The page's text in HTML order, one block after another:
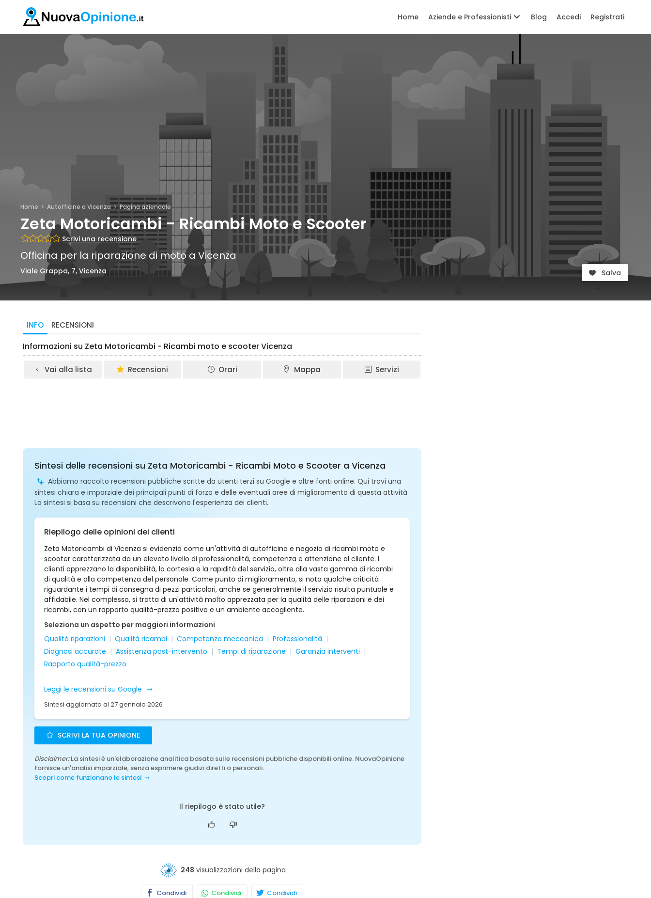
Home Aziende e Professionisti Blog Accedi Registrati
Home Autofficine a Vicenza Pagina aziendale
Zeta Motoricambi - Ricambi Moto e Scooter
Scrivi una recensione
Officina per la riparazione di moto a Vicenza
Viale Grappa, 7, Vicenza Salva
INFO RECENSIONI
Informazioni su Zeta Motoricambi - Ricambi moto e scooter Vicenza
Vai alla lista Recensioni Orari Mappa Servizi
Sintesi delle recensioni su Zeta Motoricambi - Ricambi Moto e Scooter a Vicenza
Abbiamo raccolto recensioni pubbliche scritte da utenti terzi su Google e altre fonti online. Qui trovi una
sintesi chiara e imparziale dei principali punti di forza e delle eventuali aree di miglioramento di questa attività.
La sintesi si basa su recensioni che descrivono l'esperienza dei clienti.
Riepilogo delle opinioni dei clienti
Zeta Motoricambi di Vicenza si evidenzia come un'attività di autofficina e negozio di ricambi moto e
scooter caratterizzata da un elevato livello di professionalità, competenza e attenzione al cliente. I
clienti apprezzano la disponibilità, la cortesia e la rapidità del servizio, oltre alla vasta gamma di ricambi
di qualità e alla competenza del personale. Come punto di miglioramento, si nota qualche criticità
riguardante i tempi di consegna di pezzi particolari, anche se generalmente il servizio risulta puntuale e
affidabile. Nel complesso, si tratta di un'attività molto apprezzata per la qualità delle riparazioni e dei
ricambi, con un rapporto qualità-prezzo positivo e un ambiente accogliente.
Seleziona un aspetto per maggiori informazioni
Qualità riparazioni
Qualità ricambi Competenza meccanica
Professionalità
Diagnosi accurate
Assistenza post-intervento Tempi di riparazione
Garanzia interventi
Rapporto qualità-prezzo
Leggi le recensioni su Google
Sintesi aggiornata al 27 gennaio 2026
SCRIVI LA TUA OPINIONE
Disclaimer:La sintesi è un'elaborazione analitica basata sulle recensioni pubbliche disponibili online. NuovaOpinione
fornisce un'analisi imparziale, senza esprimere giudizi diretti o personali.
Scopri come funzionano le sintesi
Il riepilogo è stato utile?
248 visualizzazioni della pagina
Condividi Condividi Condividi